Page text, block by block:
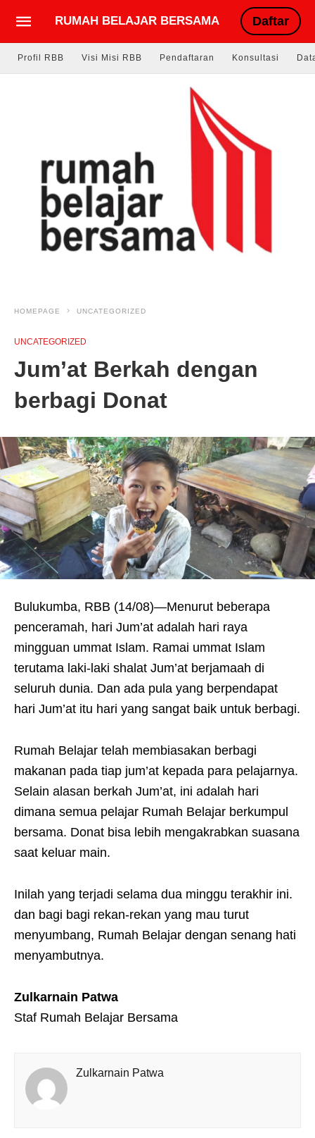
RUMAH BELAJAR BERSAMA Daftar
Profil RBB Visi Misi RBB Pendaftaran Konsultasi
HOMEPAGE UNCATEGORIZED
UNCATEGORIZED
Jum’at Berkah dengan
berbagi Donat
Bulukumba, RBB (14/08)—Menurut beberapa
penceramah, hari Jum’at adalah hari raya
mingguan ummat Islam. Ramai ummat Islam
terutama laki-laki shalat Jum’at berjamaah di
seluruh dunia. Dan ada pula yang berpendapat
hari Jum’at itu hari yang sangat baik untuk berbagi.
Rumah Belajar telah membiasakan berbagi
makanan pada tiap jum’at kepada para pelajarnya.
Selain alasan berkah Jum’at, ini adalah hari
dimana semua pelajar Rumah Belajar berkumpul
bersama. Donat bisa lebih mengakrabkan suasana
saat keluar main.
Inilah yang terjadi selama dua minggu terakhir ini.
dan bagi bagi rekan-rekan yang mau turut
menyumbang, Rumah Belajar dengan senang hati
menyambutnya.
Zulkarnain Patwa
Staf Rumah Belajar Bersama
Zulkarnain Patwa